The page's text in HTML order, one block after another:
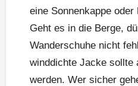
eine Sonnenkappe oder
Geht es in die Berge,
Wanderschuhe nicht
winddichte Jacke sollte
werden. Wer sicher